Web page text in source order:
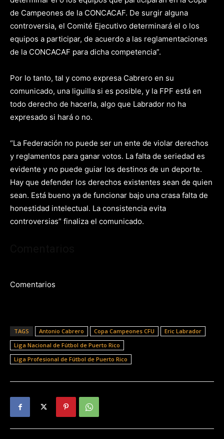
de Campeones de la CONCACAF. De surgir alguna
controversia, el Comité Ejecutivo determinará el o los
equipos a participar, de acuerdo a las reglamentaciones
de la CONCACAF para dicha competencia”.
Por lo tanto, tal y como expresa Cabrero en su
comunicado, una liguilla si es posible, y la FPF está en
todo derecho de hacerla, algo que Labrador no ha
expresado si hará o no.
“La Federación no puede ser un ente de violar derechos
y reglamentos para ganar votos. La falta de seriedad es
evidente y no puede guiar los destinos de un deporte.
Hay que defender los derechos existentes sean de quien
sean. Está bueno ya de funcionar bajo una crasa falta de
honestidad intelectual. La consistencia evita
controversias” finaliza el comunicado.
Comentarios
TAGS Antonio Cabrero Copa Campeones CFU
Eric Labrador
Liga Nacional de Fútbol de Puerto Rico
Liga Profesional de Fútbol de Puerto Rico